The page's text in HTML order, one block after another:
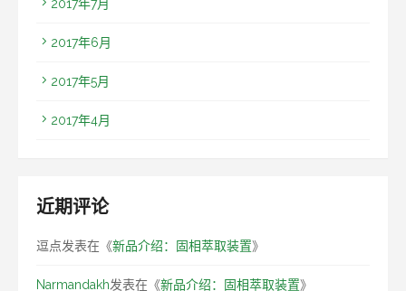
2017年7月
2017年6月
2017年5月
2017年4月
近期评论
逗点发表在《新品介绍：固相萃取装置》
Narmandakh发表在《新品介绍：固相萃取装置》